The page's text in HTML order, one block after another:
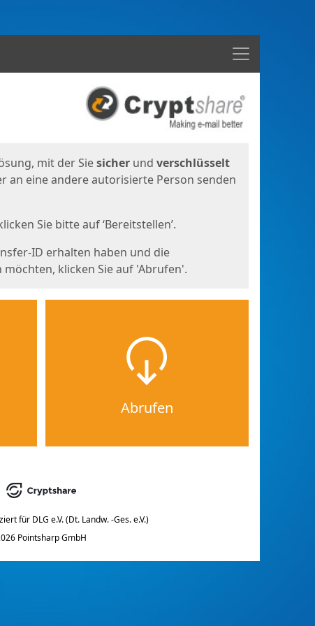
Menü
mit der Siesicher und verschlüsselt
an eine andere autorisierte Person senden
Sie bitte auf ‘Bereitstellen’.
ID erhalten haben und die
klicken Sie auf 'Abrufen'.
Abrufen
für DLG e.V. (Dt. Landw. -Ges. e.V.)
Pointsharp GmbH